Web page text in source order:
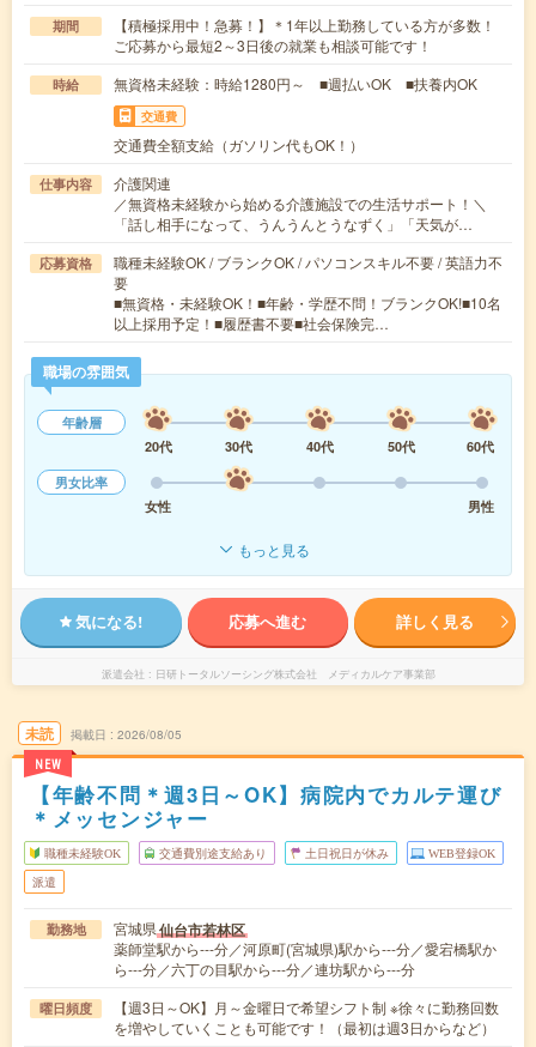
期間
【積極採用中！急募！】＊1年以上勤務している方が多数！
ご応募から最短2～3日後の就業も相談可能です！
時給 無資格未経験：時給1280円～ ■週払いOK ■扶養内OK
交通費
交通費全額支給（ガソリン代もOK！）
仕事内容
介護関連
／無資格未経験から始める介護施設での生活サポート！＼
「話し相手になって、うんうんとうなずく」「天気が…
応募資格
職種未経験OK / ブランクOK / パソコンスキル不要 / 英語力不
要
■無資格・未経験OK！■年齢・学歴不問！ブランクOK!■10名
以上採用予定！■履歴書不要■社会保険完…
職場の雰囲気
年齢層
20代
30代 40代 50代
60代
男女比率
女性
男性
もっと見る
気になる! 応募へ進む 詳しく見る
派遣会社 日研トータルソーシング株式会社 メディカルケア事業部
未読
NEW
掲載日 2026/08/05
【年齢不問＊週3日～OK】病院内でカルテ運び
＊メッセンジャー
職種未経験OK 交通費別途支給あり 土日祝日が休み WEB登録OK
派遣
勤務地 宮城県仙台市若林区
薬師堂駅から---分／河原町(宮城県)駅から---分／愛宕橋駅か
ら---分／六丁の目駅から---分／連坊駅から---分
曜日頻度
【週3日～OK】月～金曜日で希望シフト制 ※徐々に勤務回数
を増やしていくことも可能です！（最初は週3日からなど）